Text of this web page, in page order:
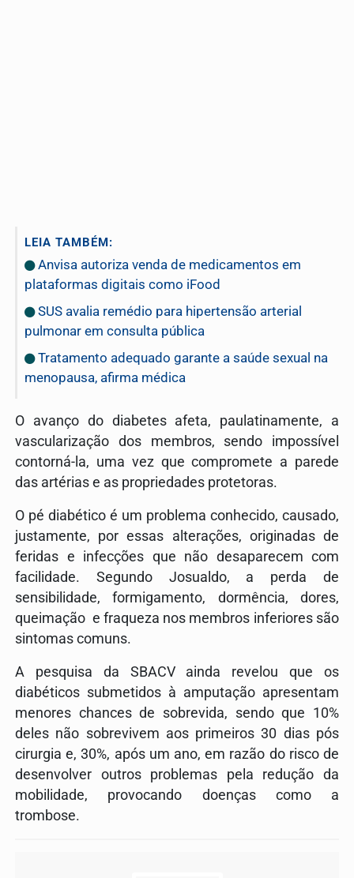
LEIA TAMBÉM:
Anvisa autoriza venda de medicamentos em
plataformas digitais como iFood
SUS avalia remédio para hipertensão arterial
pulmonar em consulta pública
Tratamento adequado garante a saúde sexual na
menopausa, afirma médica
O avanço do diabetes afeta, paulatinamente, a
vascularização dos membros, sendo impossível
contorná-la, uma vez que compromete a parede
das artérias e as propriedades protetoras.
O pé diabético é um problema conhecido, causado,
justamente, por essas alterações, originadas de
feridas e infecções que não desaparecem com
facilidade. Segundo Josualdo, a perda de
sensibilidade, formigamento, dormência, dores,
queimação e fraqueza nos membros inferiores são
sintomas comuns.
A pesquisa da SBACV ainda revelou que os
diabéticos submetidos à amputação apresentam
menores chances de sobrevida, sendo que 10%
deles não sobrevivem aos primeiros 30 dias pós
cirurgia e, 30%, após um ano, em razão do risco de
desenvolver outros problemas pela redução da
mobilidade, provocando doenças como a
trombose.